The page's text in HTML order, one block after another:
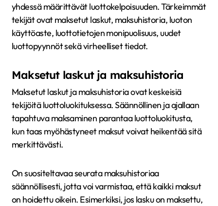
yhdessä määrittävät luottokelpoisuuden. Tärkeimmät
tekijät ovat maksetut laskut, maksuhistoria, luoton
käyttöaste, luottotietojen monipuolisuus, uudet
luottopyynnöt sekä virheelliset tiedot.
Maksetut laskut ja maksuhistoria
Maksetut laskut ja maksuhistoria ovat keskeisiä
tekijöitä luottoluokituksessa. Säännöllinen ja ajallaan
tapahtuva maksaminen parantaa luottoluokitusta,
kun taas myöhästyneet maksut voivat heikentää sitä
merkittävästi.
On suositeltavaa seurata maksuhistoriaa
säännöllisesti, jotta voi varmistaa, että kaikki maksut
on hoidettu oikein. Esimerkiksi, jos lasku on maksettu,